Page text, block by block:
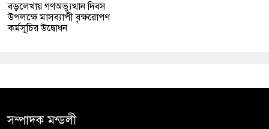
বড়লেখায় গণঅভ্যুত্থান দিবস
উপলক্ষে মাসব্যাপী বৃক্ষরোপণ
কর্মসূচির উদ্বোধন
সম্পাদক মন্ডলী